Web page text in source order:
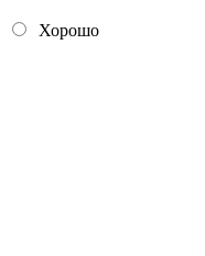
Хорошо